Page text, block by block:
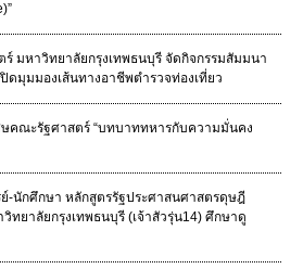
มหาวิทยาลัยกรุงเทพธนบุรี จัดกิจกรรมสัมมนา
ดมุมมองเส้นทางอาชีพตำรวจท่องเที่ยว
ษคณะรัฐศาสตร์ “บทบาททหารกับความมั่นคง
-นักศึกษา หลักสูตรรัฐประศาสนศาสตรดุษฎี
ยาลัยกรุงเทพธนบุรี (เจ้าสัวรุ่น14) ศึกษาดู